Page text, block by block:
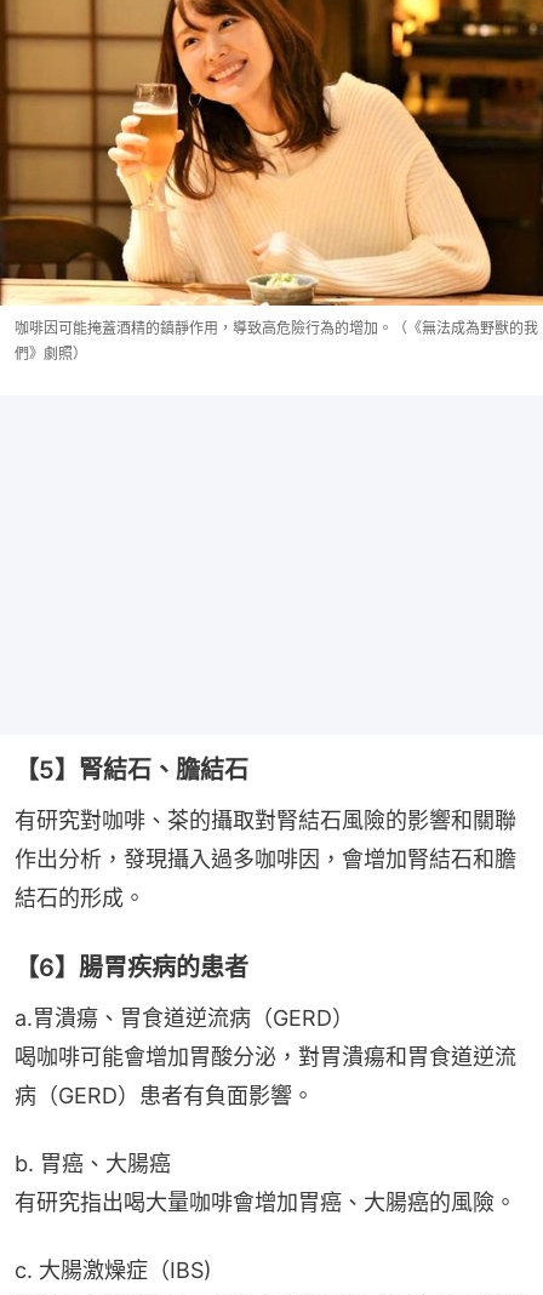
咖啡因可能掩蓋酒精的鎮靜作用，導致高危險行為的增加。（《無法成為野獸的我
們》劇照）
【5】腎結石、膽結石
有研究對咖啡、茶的攝取對腎結石風險的影響和關聯
作出分析，發現攝入過多咖啡因，會增加腎結石和膽
結石的形成。
【6】腸胃疾病的患者
a.胃潰瘍、胃食道逆流病（GERD）
喝咖啡可能會增加胃酸分泌，對胃潰瘍和胃食道逆流
病（GERD）患者有負面影響。
b. 胃癌、大腸癌
有研究指出喝大量咖啡會增加胃癌、大腸癌的風險。
c. 大腸激燥症（IBS)